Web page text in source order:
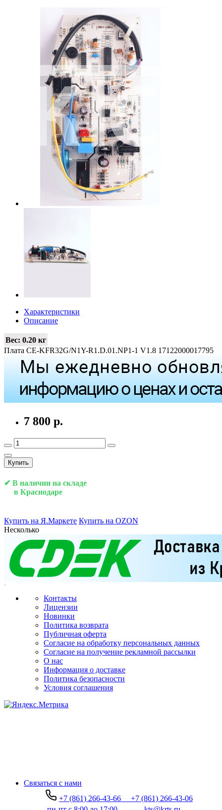
Характеристики
Описание
Вес: 0.20 кг
Плата CE-KFR32G/N1Y-R1.D.01.NP1-1 V1.8 17122000017795
7 800 р.
Купить
✔ В наличии на складе
в Краснодаре
Купить на Я.Маркете Купить на OZON
Несколько
Контакты
Лицензии
Новинки
Политика возврата
Публичная оферта
Согласие на обработку персональных данных
Согласие на получение рекламной рассылки
О нас
Информация о доставке
Политика безопасности
Условия соглашения
Связаться с нами
+7 (861) 266-43-66
+7 (861) 266-43-06